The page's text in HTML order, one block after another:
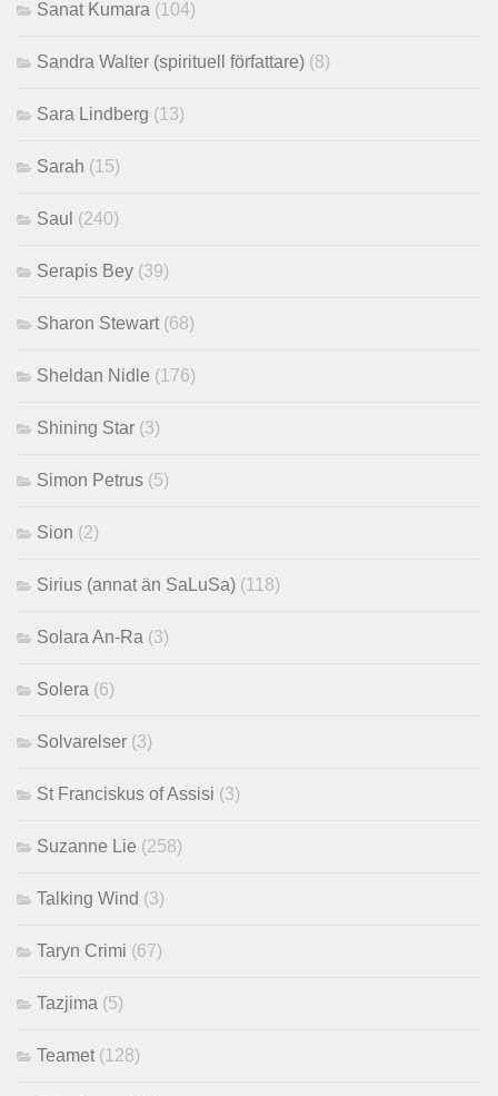
Sanat Kumara (104)
Sandra Walter (spirituell författare) (8)
Sara Lindberg (13)
Sarah (15)
Saul (240)
Serapis Bey (39)
Sharon Stewart (68)
Sheldan Nidle (176)
Shining Star (3)
Simon Petrus (5)
Sion (2)
Sirius (annat än SaLuSa) (118)
Solara An-Ra (3)
Solera (6)
Solvarelser (3)
St Franciskus of Assisi (3)
Suzanne Lie (258)
Talking Wind (3)
Taryn Crimi (67)
Tazjima (5)
Teamet (128)